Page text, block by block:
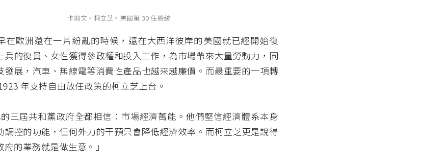
卡爾文・柯立芝。美國第 30 任總統
在歐洲還在一片紛亂的時候，遠在大西洋彼岸的美國就已經開始復
兵的復員、女性獲得參政權和投入工作，為市場帶來大量勞動力，同
發展，汽車、無線電等消費性產品也越來越廉價。而最重要的一項轉
年支持自由放任政策的柯立芝上台。
三屆共和黨政府全都相信：市場經濟萬能。他們堅信經濟體系本身
調控的功能，任何外力的干預只會降低經濟效率。而柯立芝更是說得
府的業務就是做生意。」